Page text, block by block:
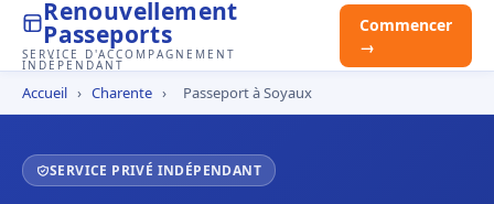
Renouvellement
Passeports
SERVICE D'ACCOMPAGNEMENT
INDÉPENDANT
Commencer
→
Accueil › Charente › Passeport à Soyaux
SERVICE PRIVÉ INDÉPENDANT